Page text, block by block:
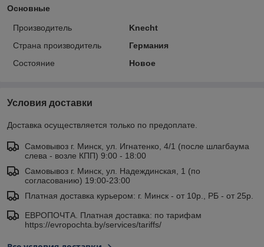
Основные
Производитель
Knecht
Страна производитель
Германия
Состояние
Новое
Условия доставки
Доставка осуществляется только по предоплате.
Самовывоз г. Минск, ул. Игнатенко, 4/1 (после шлагбаума
слева - возле КПП) 9:00 - 18:00
Самовывоз г. Минск, ул. Надеждинская, 1 (по
согласованию) 19:00-23:00
Платная доставка курьером: г. Минск - от 10р., РБ - от 25р.
ЕВРОПОЧТА. Платная доставка: по тарифам
https://evropochta.by/services/tariffs/